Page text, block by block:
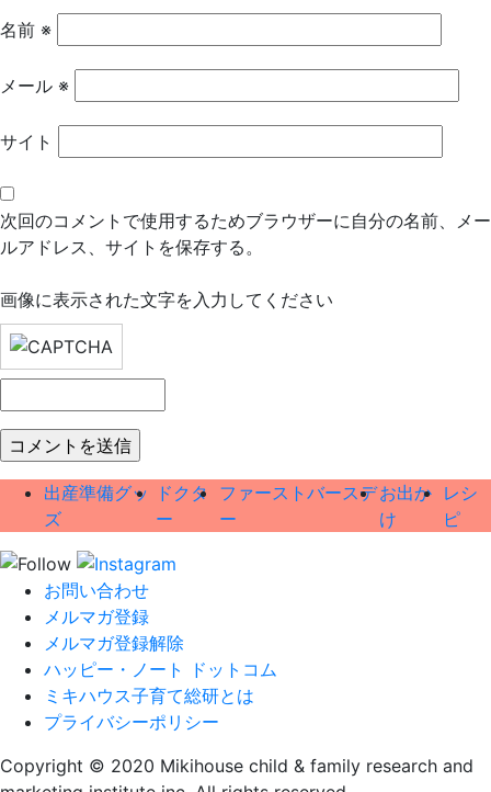
名前 ※
メール ※
サイト
次回のコメントで使用するためブラウザーに自分の名前、メー
ルアドレス、サイトを保存する。
画像に表示された文字を入力してください
出産準備グッ
ズ
ドクタ
ー
ファーストバースデ
ー
お出か
け
レシ
ピ
お問い合わせ
メルマガ登録
メルマガ登録解除
ハッピー・ノート ドットコム
ミキハウス子育て総研とは
プライバシーポリシー
Copyright © 2020 Mikihouse child & family research and